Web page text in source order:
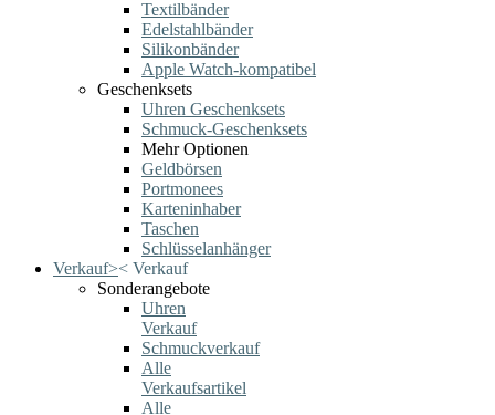
Textilbänder
Edelstahlbänder
Silikonbänder
Apple Watch-kompatibel
Geschenksets
Uhren Geschenksets
Schmuck-Geschenksets
Mehr Optionen
Geldbörsen
Portmonees
Karteninhaber
Taschen
Schlüsselanhänger
Verkauf>< Verkauf
Sonderangebote
Uhren
Verkauf
Schmuckverkauf
Alle
Verkaufsartikel
Alle